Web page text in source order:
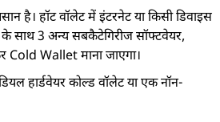
है। हॉट वॉलेट में इंटरनेट या किसी डिवाइस
साथ 3 अन्य सबकैटेगिरीज सॉफ्टवेयर,
Cold Wallet माना जाएगा।
हार्डवेयर कोल्ड वॉलेट या एक नॉन-